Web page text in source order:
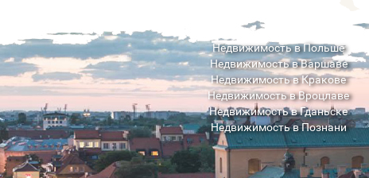
Недвижимость в Польше
Недвижимость в Варшаве
Недвижимость в Кракове
Недвижимость в Вроцлаве
Недвижимость в Гданьске
Недвижимость в Познани
Недвижимость в Люблине